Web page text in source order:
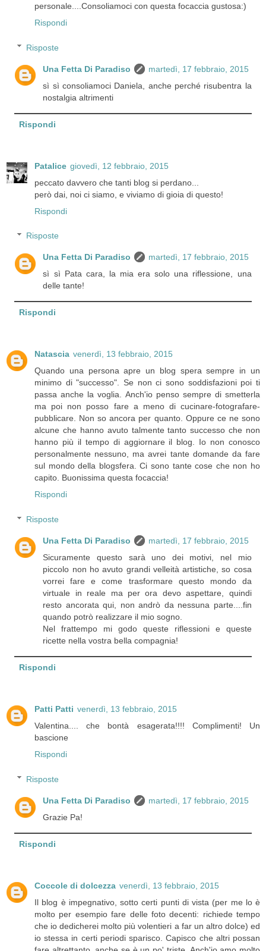
personale....Consoliamoci con questa focaccia gustosa:)
Rispondi
Risposte
Una Fetta Di Paradiso
martedì, 17 febbraio, 2015
sì sì consoliamoci Daniela, anche perché risubentra la
nostalgia altrimenti
Rispondi
Patalice giovedì, 12 febbraio, 2015
peccato davvero che tanti blog si perdano...
però dai, noi ci siamo, e viviamo di gioia di questo!
Rispondi
Risposte
Una Fetta Di Paradiso
martedì, 17 febbraio, 2015
sì sì Pata cara, la mia era solo una riflessione, una
delle tante!
Rispondi
Natascia venerdì, 13 febbraio, 2015
Quando una persona apre un blog spera sempre in un
minimo di "successo". Se non ci sono soddisfazioni poi ti
passa anche la voglia. Anch'io penso sempre di smetterla
ma poi non posso fare a meno di cucinare-fotografare-
pubblicare. Non so ancora per quanto. Oppure ce ne sono
alcune che hanno avuto talmente tanto successo che non
hanno più il tempo di aggiornare il blog. Io non conosco
personalmente nessuno, ma avrei tante domande da fare
sul mondo della blogsfera. Ci sono tante cose che non ho
capito. Buonissima questa focaccia!
Rispondi
Risposte
Una Fetta Di Paradiso
martedì, 17 febbraio, 2015
Sicuramente questo sarà uno dei motivi, nel mio
piccolo non ho avuto grandi velleità artistiche, so cosa
vorrei fare e come trasformare questo mondo da
virtuale in reale ma per ora devo aspettare, quindi
resto ancorata qui, non andrò da nessuna parte....fin
quando potrò realizzare il mio sogno.
Nel frattempo mi godo queste riflessioni e queste
ricette nella vostra bella compagnia!
Rispondi
Patti Patti venerdì, 13 febbraio, 2015
Valentina.... che bontà esagerata!!!! Complimenti! Un
bascione
Rispondi
Risposte
Una Fetta Di Paradiso
martedì, 17 febbraio, 2015
Grazie Pa!
Rispondi
Coccole di dolcezza venerdì, 13 febbraio, 2015
Il blog è impegnativo, sotto certi punti di vista (per me lo è
molto per esempio fare delle foto decenti: richiede tempo
che io dedicherei molto più volentieri a far un altro dolce) ed
io stessa in certi periodi sparisco. Capisco che altri possan